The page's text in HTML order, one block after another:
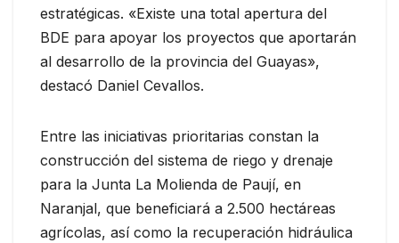
estratégicas. «Existe una total apertura del
BDE para apoyar los proyectos que aportarán
al desarrollo de la provincia del Guayas»,
destacó Daniel Cevallos.
Entre las iniciativas prioritarias constan la
construcción del sistema de riego y drenaje
para la Junta La Molienda de Paují, en
Naranjal, que beneficiará a 2.500 hectáreas
agrícolas, así como la recuperación hidráulica